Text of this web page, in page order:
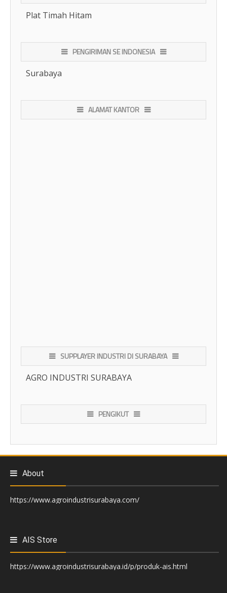
Plat Timah Hitam
PENGIRIMAN SE INDONESIA
Surabaya
ALAMAT KANTOR
SUPPLAYER INDUSTRI DI SURABAYA
AGRO INDUSTRI SURABAYA
PENGIKUT
About
https://www.agroindustrisurabaya.com/
AIS Store
https://www.agroindustrisurabaya.id/p/produk-ais.html